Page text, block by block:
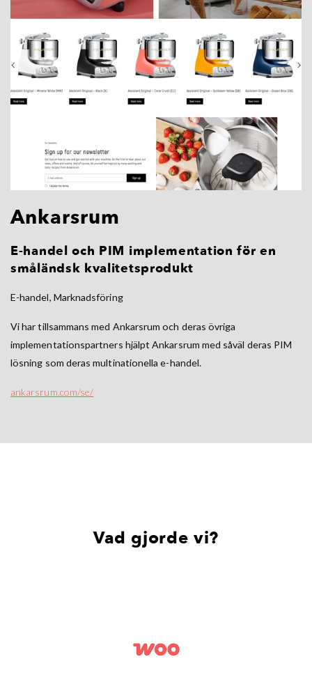
Ankarsrum
E-handel och PIM implementation för en
småländsk kvalitetsprodukt
E-handel, Marknadsföring
Vi har tillsammans med Ankarsrum och deras övriga
implementationspartners hjälpt Ankarsrum med såväl deras PIM
lösning som deras multinationella e-handel.
ankarsrum.com/se/
Vad gjorde vi?